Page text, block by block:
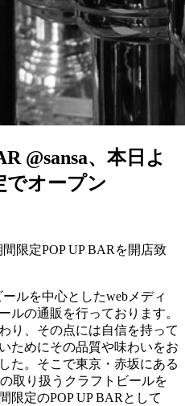
@sansa、本日よ
でオープン
限定POP UP BARを開店致
ルを中心としたwebメディ
ルの通販を行っております。
り、その点には自信を持って
ためにその品質や味わいをお
た。そこで東京・赤坂にある
取り扱うクラフトビールを
限定のPOP UP BARとして